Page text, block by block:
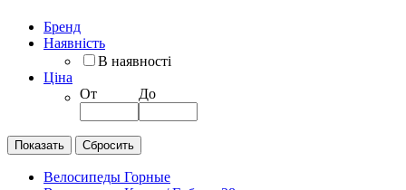
Бренд
Наявність
В наявності
Ціна
От
До
Велосипеды Горные